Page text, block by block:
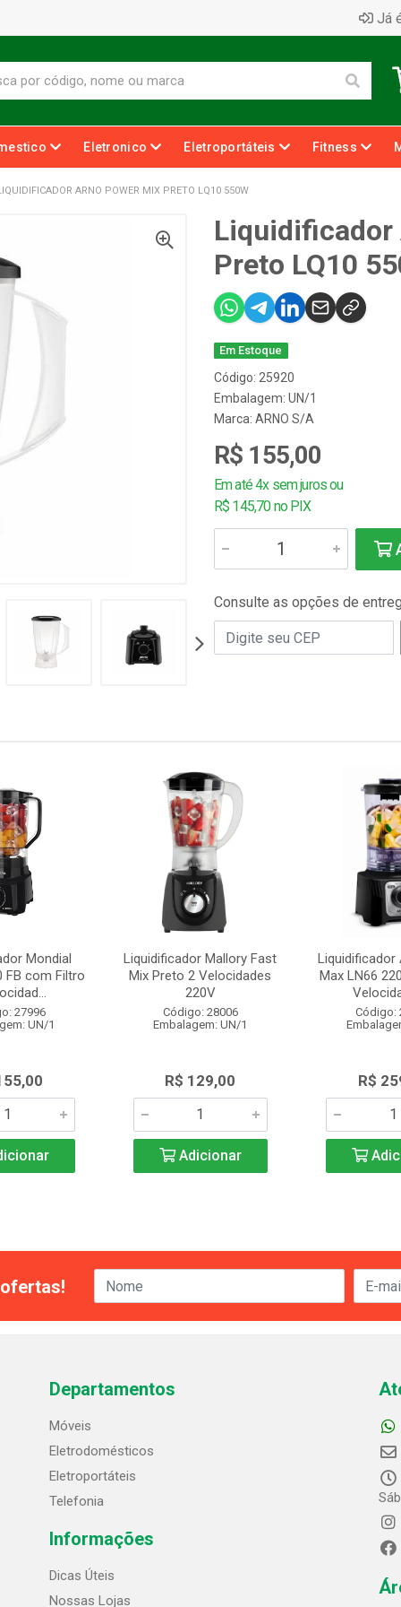
Já
Eletronico Eletroportáteis Fitness
ARNO POWER MIX PRETO LQ10 550W
Liquidificador
Preto LQ10
Em Estoque
Código: 25920
Embalagem: UN/1
Marca: ARNO S/A
R$ 155,00
Em até 4x sem juros ou
R$ 145,70 no PIX
Consulte as opções de
Mondial
FB com Filtro
27996
UN/1
Liquidificador Mallory Fast
Mix Preto 2 Velocidades
220V
Código: 28006
Embalagem: UN/1
R$ 129,00
Adicionar
Liquidificador
Max LN66
Código:
R$
Departamentos
Móveis
Eletrodomésticos
Eletroportáteis
Telefonia
Informações
Dicas Úteis
Nossas Lojas